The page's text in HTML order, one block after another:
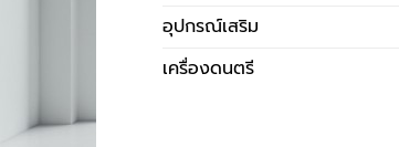
อุปกรณ์เสริม
เครื่องดนตรี